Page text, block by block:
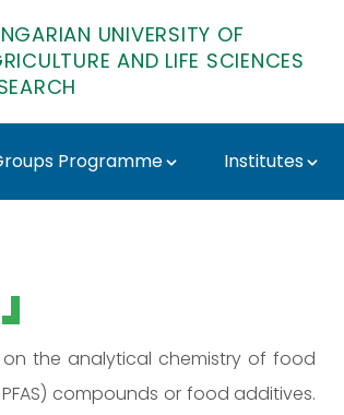
UNIVERSITY OF
AND LIFE SCIENCES
Programme Institutes
- MATE
on the analytical chemistry of food
compounds or food additives.